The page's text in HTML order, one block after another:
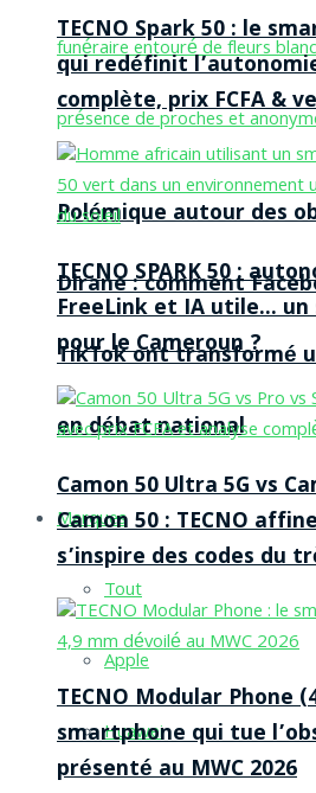
Polémique autour des
Dirane : comment
TikTok ont transformé
en débat national
Marques
Tout
Apple
Huawei
TECNO Spark 50 : le
qui redéfinit
complète, prix FCFA &
TECNO SPARK 50 :
FreeLink et IA utile…
pour le Cameroun ?
Camon 50 Ultra 5G vs
Camon 50 : TECNO
s’inspire des codes du
TECNO Modular Phone
smartphone qui tue
présenté au MWC 2026